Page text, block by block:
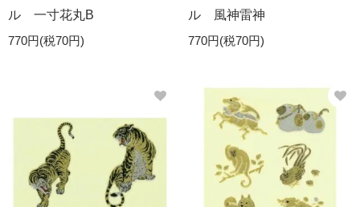
ル 一寸花丸B
770円(税70円)
ル 風神雷神
770円(税70円)